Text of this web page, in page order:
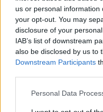
us or personal
your opt-out. You may
disclosure of your
IAB’s list of downstream
also be disclosed by us to
Downstream Participants
Please note that this
Personal Data